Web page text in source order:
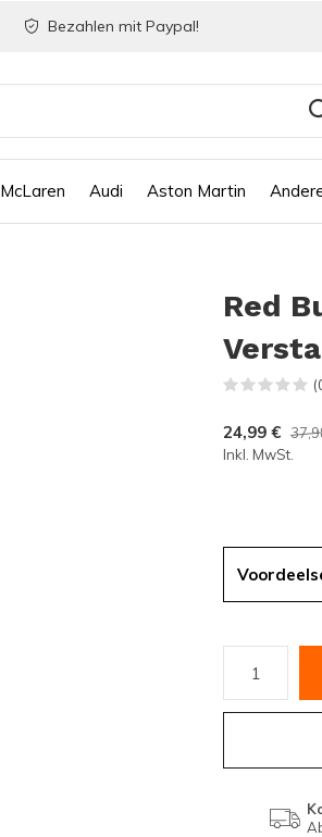
McLaren Audi Aston Martin
Bezahlen mit Paypal!
Red
24,99 €
Inkl. MwSt.